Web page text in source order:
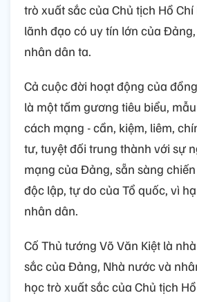
trò xuất sắc của Chủ tịch Hồ
lãnh đạo có uy tín lớn của
nhân dân ta.
Cả cuộc đời hoạt động của
là một tấm gương tiêu biểu,
cách mạng - cần, kiệm, liêm,
tư, tuyệt đối trung thành với sự
mạng của Đảng, sẵn sàng
độc lập, tự do của Tổ quốc, vì
nhân dân.
Cố Thủ tướng Võ Văn Kiệt là
sắc của Đảng, Nhà nước và
học trò xuất sắc của Chủ tịch